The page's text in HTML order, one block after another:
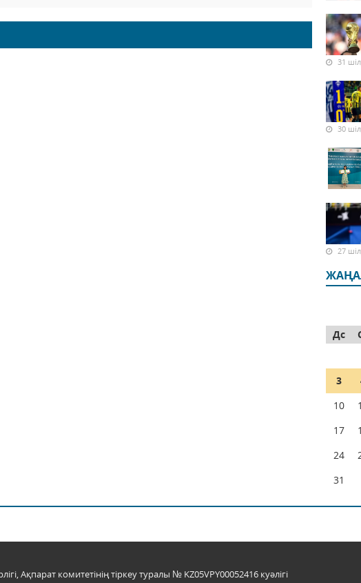
31
30
27
Дс
3
10
17
24
31
Ақпарат комитетінің тіркеу туралы № KZ05VPY00052416 куәлігі